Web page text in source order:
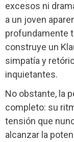
excesos ni
a un joven
profundamente
construye un
simpatía y
inquietantes.
No obstante, la
completo: su
tensión que
alcanzar la